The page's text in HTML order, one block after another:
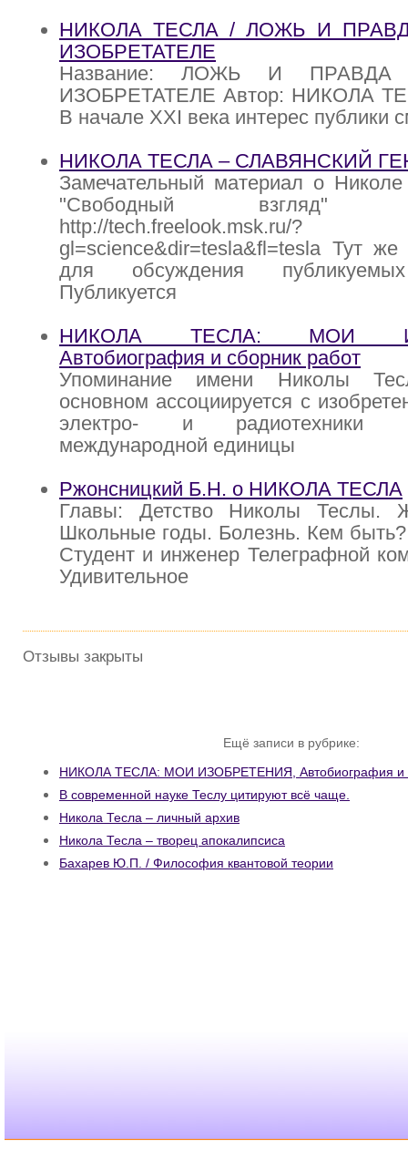
НИКОЛА ТЕСЛА / ЛОЖЬ И
ИЗОБРЕТАТЕЛЕ
Название: ЛОЖЬ И
ИЗОБРЕТАТЕЛЕ Автор: НИКОЛА
В начале XXI века интерес публики
НИКОЛА ТЕСЛА – СЛАВЯНСКИЙ
Замечательный материал о
"Свободный
http://tech.freelook.msk.ru/?
gl=science&dir=tesla&fl=tesla Тут
для обсуждения
Публикуется
НИКОЛА ТЕСЛА: МОИ
Автобиография и сборник работ
Упоминание имени Николы
основном ассоциируется с
электро- и радиотехники
международной единицы
Ржонсницкий Б.Н. о НИКОЛА ТЕСЛА
Главы: Детство Николы Теслы.
Школьные годы. Болезнь. Кем
Студент и инженер Телеграфной
Удивительное
Отзывы закрыты
Ещё записи в рубрике:
НИКОЛА ТЕСЛА: МОИ ИЗОБРЕТЕНИЯ, Автобиография и
В современной науке Теслу цитируют всё чаще.
Никола Тесла – личный архив
Никола Тесла – творец апокалипсиса
Бахарев Ю.П. / Философия квантовой теории